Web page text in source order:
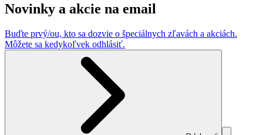
Novinky a akcie na email
Buďte prvý/ou, kto sa dozvie o špeciálnych zľavách a akciách.
Môžete sa kedykoľvek odhlásiť.